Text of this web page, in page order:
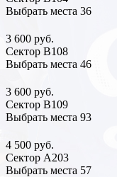
Выбрать места 36
3 600 руб.
Сектор В108
Выбрать места 46
3 600 руб.
Сектор В109
Выбрать места 93
4 500 руб.
Сектор А203
Выбрать места 57